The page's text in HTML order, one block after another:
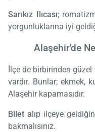
Sarıkız Ilıcası;
yorgunluklarına iyi
Alaşehir'de
İlçe de birbirinden
vardır. Bunlar; ekmek,
Alaşehir kapamasıdır.
Bilet alıp ilçeye
bakmalısınız.